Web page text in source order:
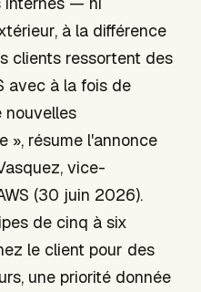
à la différence
clients ressortent des
avec à la fois de
nouvelles
», résume l'annonce
vice-
(30 juin 2026).
de cinq à six
le client pour des
une priorité donnée